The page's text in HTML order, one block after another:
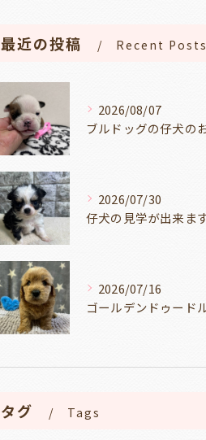
最近の投稿 Recent Posts
2026/08/07
2026/07/30
2026/07/16
タグ Tags